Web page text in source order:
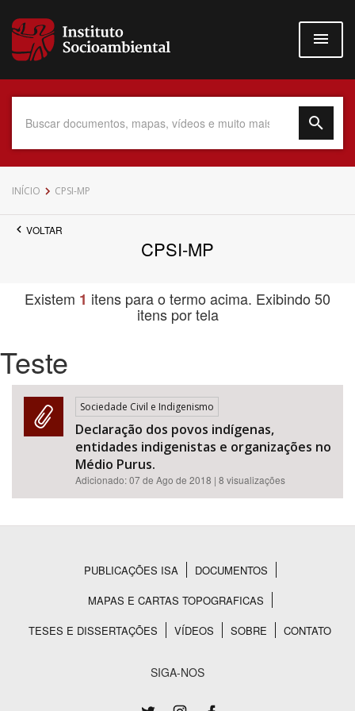
para
conteúdo
Data do Documento
Tema
INÍCIO CPSI-MP
VOLTAR
CPSI-MP
Existem 1 itens para o termo acima. Exibindo 50
itens por tela
Teste
Sociedade Civil e Indigenismo
Declaração dos povos indígenas,
entidades indigenistas e organizações no
Médio Purus.
Adicionado:07 de Ago de 2018 | 8 visualizações
Rodapé
PUBLICAÇÕES ISA
DOCUMENTOS
MAPAS E CARTAS TOPOGRAFICAS
TESES E DISSERTAÇÕES
VÍDEOS SOBRE CONTATO
SIGA-NOS